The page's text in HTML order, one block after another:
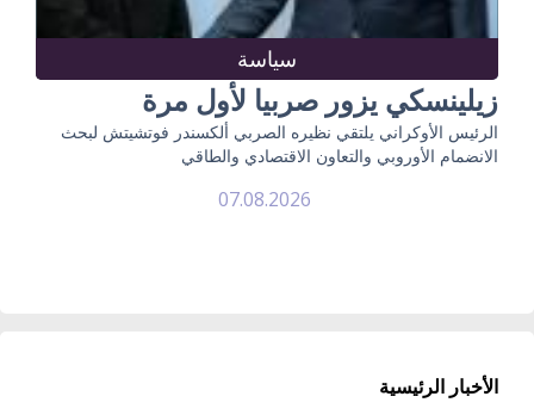
سياسة
زيلينسكي يزور صربيا لأول مرة
الرئيس الأوكراني يلتقي نظيره الصربي ألكسندر فوتشيتش لبحث
الانضمام الأوروبي والتعاون الاقتصادي والطاقي
07.08.2026
الأخبار الرئيسية